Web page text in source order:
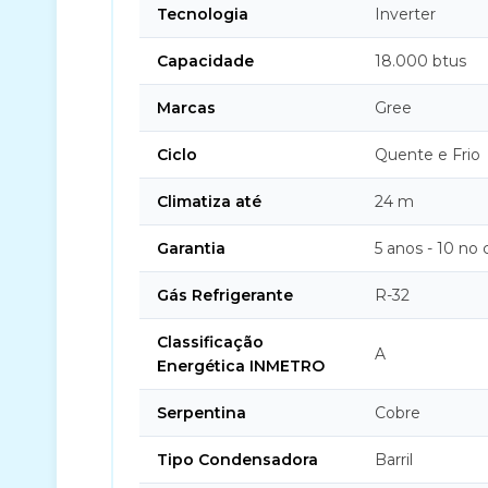
Tecnologia Inverter
Capacidade 18.000 btus
Marcas Gree
Ciclo Quente e Frio
Climatiza até 24 m
Garantia 5 anos - 10 no
Gás Refrigerante R-32
Classificação
Energética INMETRO
A
Serpentina Cobre
Tipo Condensadora Barril